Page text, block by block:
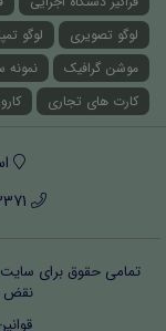
لوگو تصویری
لوگو
موشن گرافیک
نمونه
کارت های تجاری
تمامی حقوق برای
نقض